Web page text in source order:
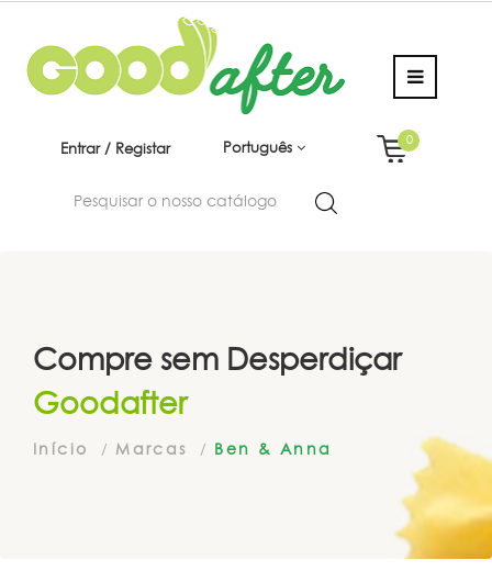
Entrar / Registar Português
0
Compre sem Desperdiçar
Goodafter
Início Marcas Ben & Anna